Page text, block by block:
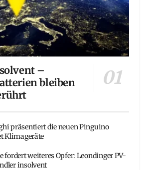
–
bleiben
präsentiert die neuen Pinguino
Klimageräte
fordert weiteres Opfer: Leondinger PV-
insolvent